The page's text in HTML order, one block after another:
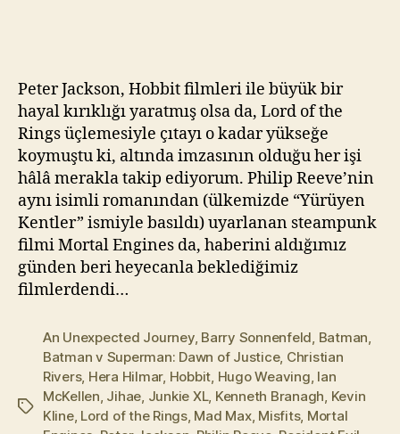
a
z
Peter Jackson, Hobbit filmleri ile büyük bir
hayal kırıklığı yaratmış olsa da, Lord of the
Rings üçlemesiyle çıtayı o kadar yükseğe
koymuştu ki, altında imzasının olduğu her işi
hâlâ merakla takip ediyorum. Philip Reeve’nin
aynı isimli romanından (ülkemizde “Yürüyen
Kentler” ismiyle basıldı) uyarlanan steampunk
filmi Mortal Engines da, haberini aldığımız
günden beri heyecanla beklediğimiz
filmlerdendi…
Etiketler
An Unexpected Journey, Barry Sonnenfeld, Batman,
Batman v Superman: Dawn of Justice, Christian
Rivers, Hera Hilmar, Hobbit, Hugo Weaving, Ian
McKellen, Jihae, Junkie XL, Kenneth Branagh, Kevin
Kline, Lord of the Rings, Mad Max, Misfits, Mortal